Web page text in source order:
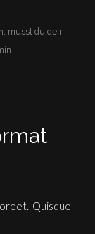
musst du dein
Quisque